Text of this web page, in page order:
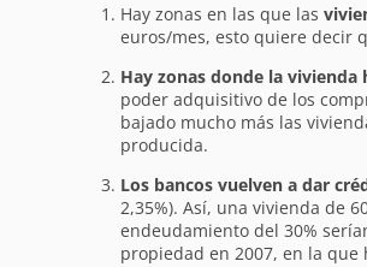
Hay zonas en las que las
euros/mes, esto quiere decir
Hay zonas donde la vivienda
poder adquisitivo de los
bajado mucho más las
producida.
Los bancos vuelven a dar
2,35%). Así, una vivienda de
endeudamiento del 30%
propiedad en 2007, en la